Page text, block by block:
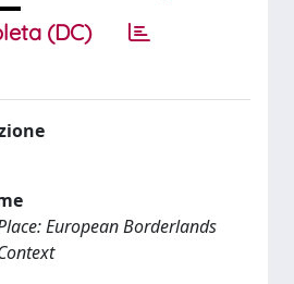
(DC)
European Borderlands